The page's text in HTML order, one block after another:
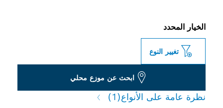
الخيار المحدد
تغيير النوع
ابحث عن موزع محلي
نظرة عامة على الأنواع(1)